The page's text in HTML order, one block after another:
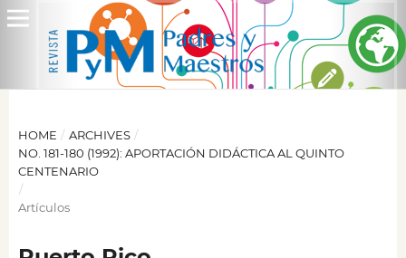
HOME / ARCHIVES /
NO. 181-180 (1992): APORTACIÓN DIDÁCTICA AL QUINTO
CENTENARIO
/
Artículos